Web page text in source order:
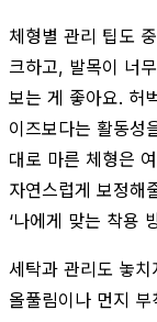
체형별 관리 팁도
크하고, 발목이 너
보는 게 좋아요. 허
이즈보다는 활동성
대로 마른 체형은
자연스럽게 보정해
‘나에게 맞는 착용
세탁과 관리도 놓
올풀림이나 먼지